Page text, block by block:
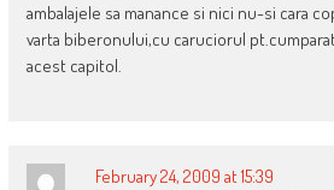
ambalajele sa manance si nici nu-si cara
varta biberonului,cu caruciorul
acest capitol.
February 24, 2009 at 15:39